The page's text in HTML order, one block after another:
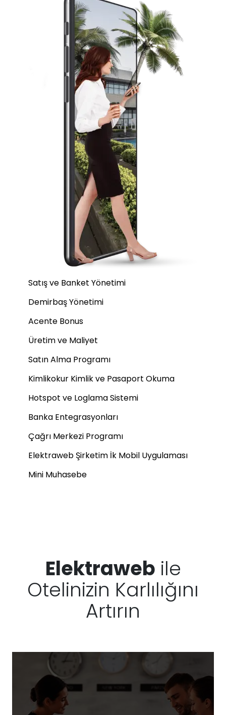
Satış ve Banket Yönetimi
Demirbaş Yönetimi
Acente Bonus
Üretim ve Maliyet
Satın Alma Programı
Kimlikokur Kimlik ve Pasaport Okuma
Hotspot ve Loglama Sistemi
Banka Entegrasyonları
Çağrı Merkezi Programı
Elektraweb Şirketim İk Mobil Uygulaması
Mini Muhasebe
Elektraweb ile
Otelinizin Karlılığını
Artırın